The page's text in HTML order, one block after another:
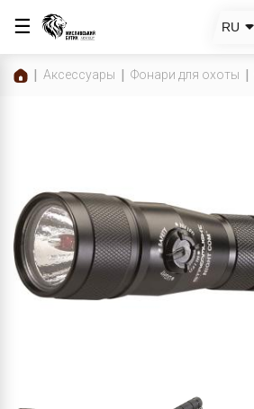
☰ RU
Аксессуары Фонари для охоты